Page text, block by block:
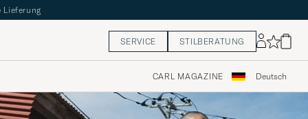
Lieferung
SERVICE STILBERATUNG
CARL MAGAZINE Deutsch